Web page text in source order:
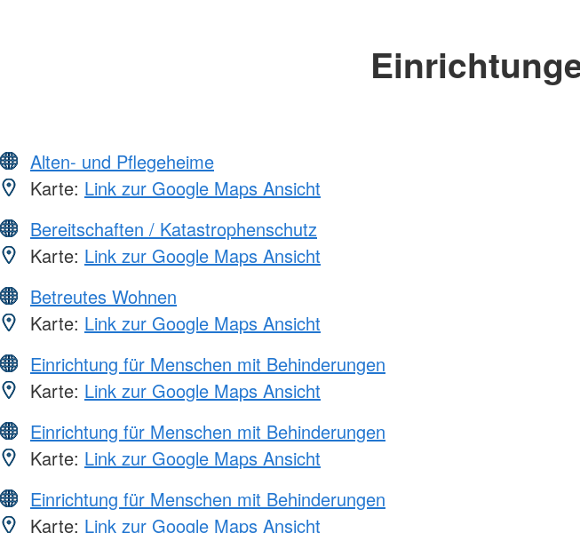
Alten- und Pflegeheime
Karte: Link zur Google Maps Ansicht
Bereitschaften / Katastrophenschutz
Karte: Link zur Google Maps Ansicht
Betreutes Wohnen
Karte: Link zur Google Maps Ansicht
Einrichtung für Menschen mit Behinderungen
Karte: Link zur Google Maps Ansicht
Einrichtung für Menschen mit Behinderungen
Karte: Link zur Google Maps Ansicht
Einrichtung für Menschen mit Behinderungen
Karte: Link zur Google Maps Ansicht